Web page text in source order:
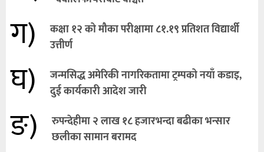
ग)
कक्षा १२ को मौका परीक्षामा ८१.१९ प्रतिशत विद्यार्थी
उत्तीर्ण
घ)
जन्मसिद्ध अमेरिकी नागरिकतामा ट्रम्पको नयाँ कडाइ,
दुई कार्यकारी आदेश जारी
ङ)
रुपन्देहीमा २ लाख १८ हजारभन्दा बढीका भन्सार
छलीका सामान बरामद